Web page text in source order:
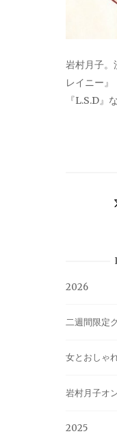
岩村月子。
レイニー』
『L.S.D』
2026
二週間限定
女とおしゃ
岩村月子オ
2025